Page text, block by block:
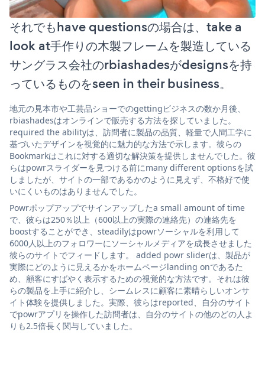
それでもhave questionsの場合は、take a
look at手作りの木製フレームを製造している
サングラス会社のrbiashadesがdesignsを持
っているものをseen in their business。
地元の見本市や工芸品ショーでのgettingビジネスの数か月後、
rbiashadesはオンラインで販売する方法を探していました。
required the abilityは、訪問者に製品の品質、軽量で人間工学に
基づいたデザインを視覚的に魅力的な方法で示します。彼らの
Bookmarkはこれに対する適切な解決策を提供しませんでした。彼
らはpowrスライダーを見つける前にmany different optionsを試
しましたが、サイトの一部であるかのように見えず、不格好で使
いにくいものはありませんでした。
Powrポップアップでサインアップしたa small amount of time
で、彼らは250％以上（600以上の実際の連絡先）の連絡先を
boostすることができ、steadilyはpowrソーシャルを利用して
6000人以上のフォロワーにソーシャルメディアを成長させました
彼らのサイトでフィードします。 added powr sliderは、製品が
実際にどのように見えるかをホームページlanding onであるた
め、顧客にすばやく表示するための視覚的な方法です。それは彼
らの製品を上手に紹介し、シームレスに顧客に素晴らしいオンサ
イト体験を提供しました。実際、彼らはreported、自分のサイト
でpowrアプリを操作した訪問者は、自分のサイトの他のどの人よ
りも2.5倍長く関与していました。